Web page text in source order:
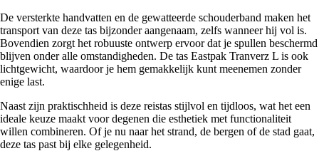
De versterkte handvatten en de gewatteerde schouderband maken het
transport van deze tas bijzonder aangenaam, zelfs wanneer hij vol is.
Bovendien zorgt het robuuste ontwerp ervoor dat je spullen beschermd
blijven onder alle omstandigheden. De tas Eastpak Tranverz L is ook
lichtgewicht, waardoor je hem gemakkelijk kunt meenemen zonder
enige last.
Naast zijn praktischheid is deze reistas stijlvol en tijdloos, wat het een
ideale keuze maakt voor degenen die esthetiek met functionaliteit
willen combineren. Of je nu naar het strand, de bergen of de stad gaat,
deze tas past bij elke gelegenheid.